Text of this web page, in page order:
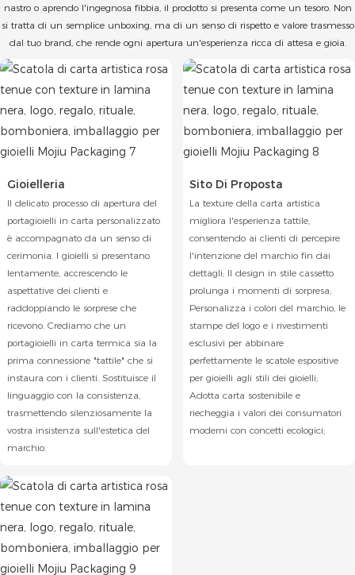
nastro o aprendo l'ingegnosa fibbia, il prodotto si presenta come un tesoro. Non
si tratta di un semplice unboxing, ma di un senso di rispetto e valore trasmesso
dal tuo brand, che rende ogni apertura un'esperienza ricca di attesa e gioia.
Gioielleria
Il delicato processo di apertura del
portagioielli in carta personalizzato
è accompagnato da un senso di
cerimonia. I gioielli si presentano
lentamente, accrescendo le
aspettative dei clienti e
raddoppiando le sorprese che
ricevono. Crediamo che un
portagioielli in carta termica sia la
prima connessione "tattile" che si
instaura con i clienti. Sostituisce il
linguaggio con la consistenza,
trasmettendo silenziosamente la
vostra insistenza sull'estetica del
marchio.
Sito Di Proposta
La texture della carta artistica
migliora l'esperienza tattile,
consentendo ai clienti di percepire
l'intenzione del marchio fin dai
dettagli; Il design in stile cassetto
prolunga i momenti di sorpresa;
Personalizza i colori del marchio, le
stampe del logo e i rivestimenti
esclusivi per abbinare
perfettamente le scatole espositive
per gioielli agli stili dei gioielli;
Adotta carta sostenibile e
riecheggia i valori dei consumatori
moderni con concetti ecologici;